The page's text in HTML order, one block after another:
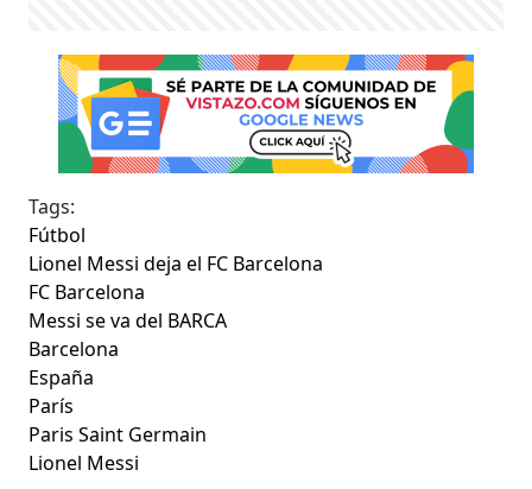
Tags:
Fútbol
Lionel Messi deja el FC Barcelona
FC Barcelona
Messi se va del BARCA
Barcelona
España
París
Paris Saint Germain
Lionel Messi